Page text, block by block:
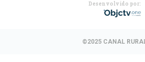
Desenvolvido por:
©2025 CANAL